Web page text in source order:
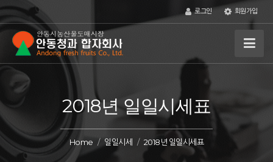
로그인 회원가입
2018년 일일시세표
Home 일일시세 2018년 일일시세표